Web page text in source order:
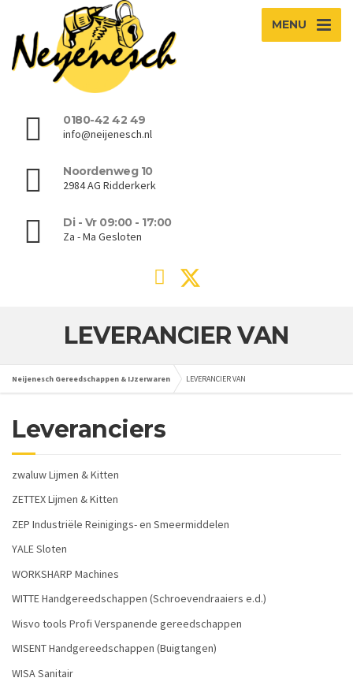
MENU
0180-42 42 49
info@neijenesch.nl
Noordenweg 10
2984 AG Ridderkerk
Di - Vr 09:00 - 17:00
Za - Ma Gesloten
LEVERANCIER VAN
Neijenesch Gereedschappen & IJzerwaren LEVERANCIER VAN
Leveranciers
zwaluw Lijmen & Kitten
ZETTEX Lijmen & Kitten
ZEP Industriële Reinigings- en Smeermiddelen
YALE Sloten
WORKSHARP Machines
WITTE Handgereedschappen (Schroevendraaiers e.d.)
Wisvo tools Profi Verspanende gereedschappen
WISENT Handgereedschappen (Buigtangen)
WISA Sanitair